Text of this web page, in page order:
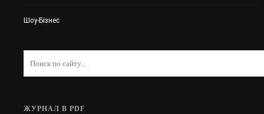
Шоу-Бізнес
ЖУРНАЛ В PDF